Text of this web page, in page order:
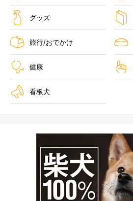
グッズ
旅行/おでかけ
健康
看板犬